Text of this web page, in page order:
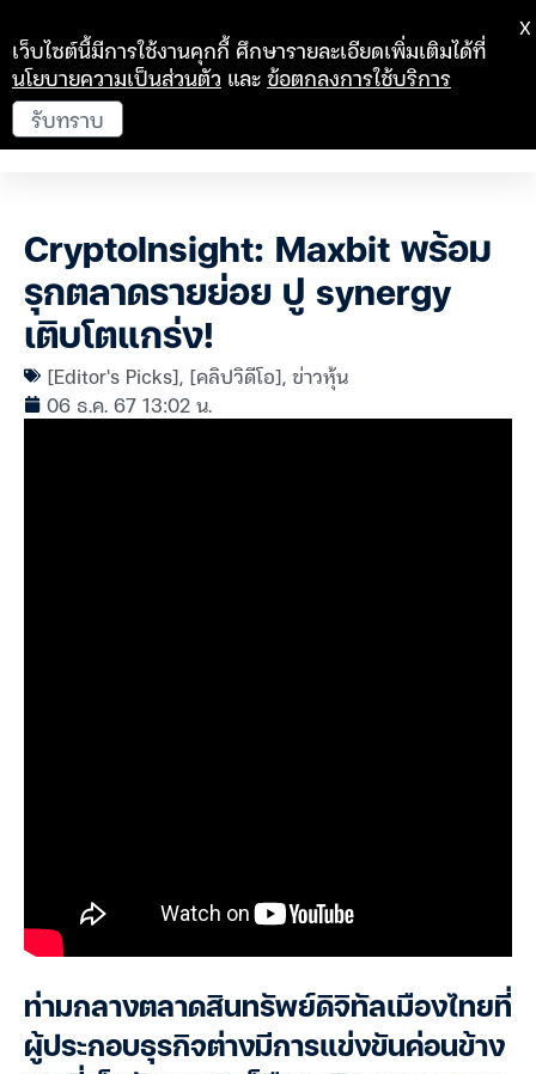
CryptoInsight: Maxbit พร้อม
รุกตลาดรายย่อย ปู synergy
เติบโตแกร่ง!
[Editor's Picks], [คลิปวิดีโอ],ข่าวหุ้น
06 ธ.ค. 67 13:02 น.
ท่ามกลางตลาดสินทรัพย์ดิจิทัลเมืองไทยที่
ผู้ประกอบธุรกิจต่างมีการแข่งขันค่อนข้าง
เว็บไซต์นี้มีการใช้งานคุกกี้ ศึกษารายละเอียดเพิ่มเติมได้ที่
นโยบายความเป็นส่วนตัว และข้อตกลงการใช้บริการ
รับทราบ
X